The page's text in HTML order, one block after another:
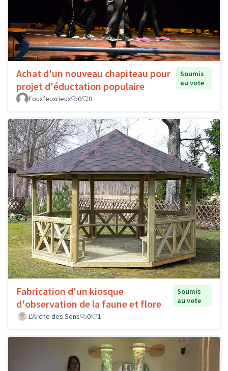
Achat d'un nouveau chapiteau pour
projet d'éductation populaire
Soumis
au vote
Fouxfeuxrieux
0 0
Fabrication d'un kiosque
d'observation de la faune et flore
Soumis
au vote
L'Arche des Sens
0 1